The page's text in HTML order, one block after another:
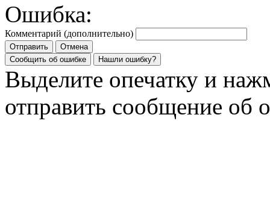
Ошибка:
Комментарий (дополнительно)
Отправить
Отмена
Сообщить об ошибке
Нашли ошибку?
Выделите опечатку и
отправить сообщение об